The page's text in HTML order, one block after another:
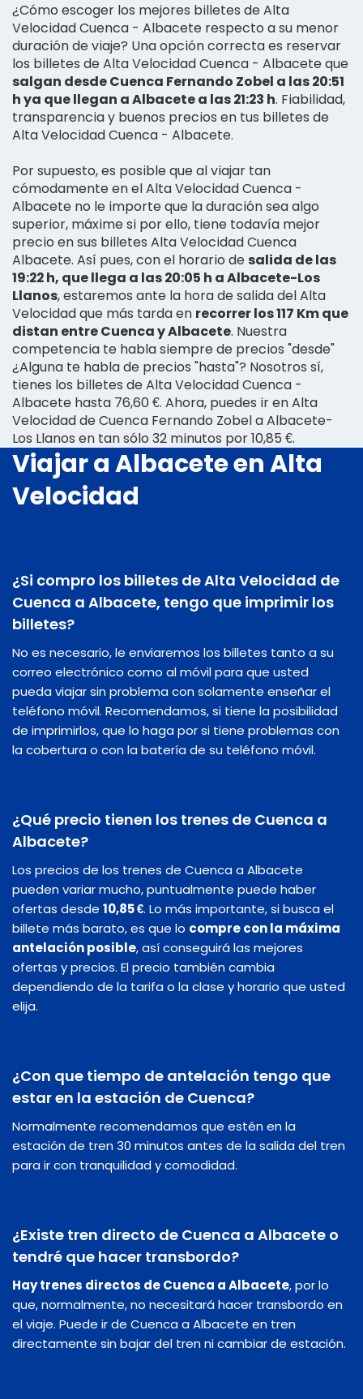
¿Cómo escoger los mejores billetes de Alta
Velocidad Cuenca - Albacete respecto a su menor
duración de viaje? Una opción correcta es reservar
los billetes de Alta Velocidad Cuenca - Albacete que
salgan desde Cuenca Fernando Zobel a las 20:51
h ya que llegan a Albacete a las 21:23 h. Fiabilidad,
transparencia y buenos precios en tus billetes de
Alta Velocidad Cuenca - Albacete.
Por supuesto, es posible que al viajar tan
cómodamente en el Alta Velocidad Cuenca -
Albacete no le importe que la duración sea algo
superior, máxime si por ello, tiene todavía mejor
precio en sus billetes Alta Velocidad Cuenca
Albacete. Así pues, con el horario desalida de las
19:22 h, que llega a las 20:05 h a Albacete-Los
Llanos, estaremos ante la hora de salida del Alta
Velocidad que más tarda en recorrer los 117 Km que
distan entre Cuenca y Albacete. Nuestra
competencia te habla siempre de precios "desde"
¿Alguna te habla de precios "hasta"? Nosotros sí,
tienes los billetes de Alta Velocidad Cuenca -
Albacete hasta 76,60 €. Ahora, puedes ir en Alta
Velocidad de Cuenca Fernando Zobel a Albacete-
Los Llanos en tan sólo 32 minutos por 10,85 €.
Viajar a Albacete en Alta
Velocidad
¿Si compro los billetes de Alta Velocidad de
Cuenca a Albacete, tengo que imprimir los
billetes?
No es necesario, le enviaremos los billetes tanto a su
correo electrónico como al móvil para que usted
pueda viajar sin problema con solamente enseñar el
teléfono móvil. Recomendamos, si tiene la posibilidad
de imprimirlos, que lo haga por si tiene problemas con
la cobertura o con la batería de su teléfono móvil.
¿Qué precio tienen los trenes de Cuenca a
Albacete?
Los precios de los trenes de Cuenca a Albacete
pueden variar mucho, puntualmente puede haber
ofertas desde 10,85 €. Lo más importante, si busca el
billete más barato, es que lo compre con la máxima
antelación posible, así conseguirá las mejores
ofertas y precios. El precio también cambia
dependiendo de la tarifa o la clase y horario que usted
elija.
¿Con que tiempo de antelación tengo que
estar en la estación de Cuenca?
Normalmente recomendamos que estén en la
estación de tren 30 minutos antes de la salida del tren
para ir con tranquilidad y comodidad.
¿Existe tren directo de Cuenca a Albacete o
tendré que hacer transbordo?
Hay trenes directos de Cuenca a Albacete, por lo
que, normalmente, no necesitará hacer transbordo en
el viaje. Puede ir de Cuenca a Albacete en tren
directamente sin bajar del tren ni cambiar de estación.